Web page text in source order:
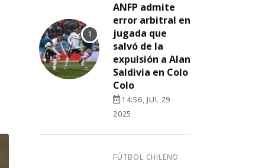
ANFP admite
error arbitral en
jugada que
salvó de la
expulsión a Alan
Saldivia en Colo
Colo
14:56, JUL 29
2025
FÚTBOL CHILENO